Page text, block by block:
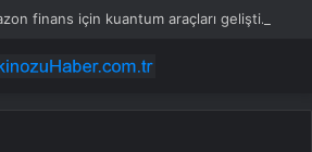
JPMorgan ve Amazon finans için kuantum araçları geliştirdi